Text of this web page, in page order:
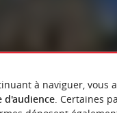
Renaudel, ce bâtiment religieux
architecturales puisque le ...
à naviguer, vous
d'audience. Certaines